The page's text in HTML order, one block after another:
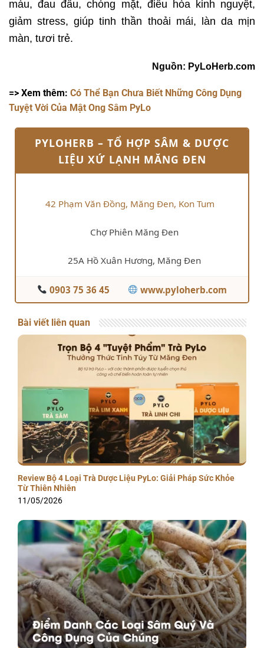
máu, đau đầu, chóng mặt, điều hòa kinh nguyệt,
giảm stress, giúp tinh thần thoải mái, làn da mịn
màn, tươi trẻ.
Nguồn: PyLoHerb.com
=> Xem thêm: Có Thể Bạn Chưa Biết Những Công Dụng
Tuyệt Vời Của Mật Ong Sâm PyLo
PYLOHERB – TỔ HỢP SÂM & DƯỢC
LIỆU XỨ LẠNH MĂNG ĐEN
42 Phạm Văn Đồng, Măng Đen, Kon Tum
Chợ Phiên Măng Đen
25A Hồ Xuân Hương, Măng Đen
0903 75 36 45 www.pyloherb.com
Bài viết liên quan
Review Bộ 4 Loại Trà Dược Liệu PyLo: Giải Pháp Sức Khỏe
Từ Thiên Nhiên
11/05/2026